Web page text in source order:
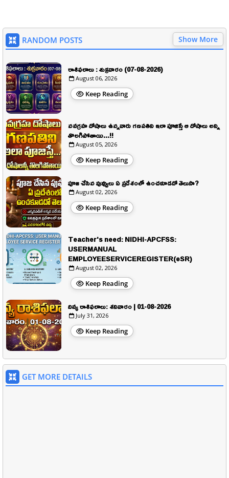
RANDOM POSTS Show More
రాశిఫలాలు : శుక్రవారం (07-08-2026)
August 06, 2026
Keep Reading
నవగ్రహ దోషాలు ఉన్నవారు గణపతిని ఇలా పూజిస్తే ఆ దోషాలు అన్ని
తొలగిపోతాయి...!!
August 05, 2026
Keep Reading
పూజ చేసిన పువ్వులు ఏ ప్రదేశంలో ఉంచకూడదో తెలుసా?
August 02, 2026
Keep Reading
Teacher's need: NIDHI-APCFSS:
USERMANUAL
EMPLOYEESERVICEREGISTER(eSR)
August 02, 2026
Keep Reading
దివ్య రాశిఫలాలు: శనివారం | 01-08-2026
July 31, 2026
Keep Reading
GET MORE DETAILS